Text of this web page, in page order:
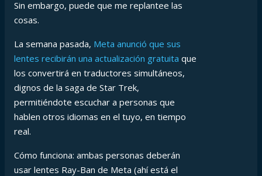
Sin embargo, puede que me replantee las
cosas.
La semana pasada, Meta anunció que sus
lentes recibirán una actualización gratuita que
los convertirá en traductores simultáneos,
dignos de la saga de Star Trek,
permitiéndote escuchar a personas que
hablen otros idiomas en el tuyo, en tiempo
real.
Cómo funciona: ambas personas deberán
usar lentes Ray-Ban de Meta (ahí está el